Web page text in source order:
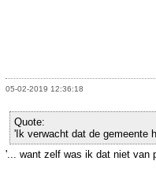
05-02-2019 12:36:18
Quote:
'Ik verwacht dat de gemeente
'... want zelf was ik dat niet van